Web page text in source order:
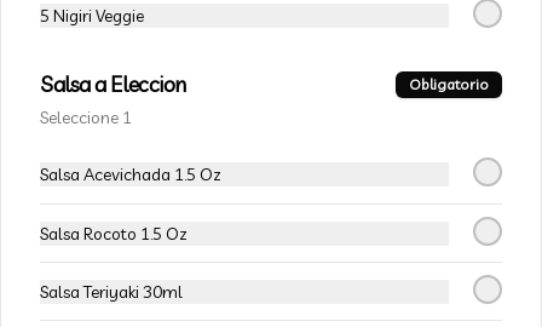
cebollín frito en tempura.
$5.490$6.490
envuelto en queso crema, bañado en
salsa teriyaki, cubierto de mix de papas
5 Nigiri Veggie
Salsa a Eleccion Obligatorio
Seleccione 1
Salsa Acevichada 1.5 Oz
Salsa Rocoto 1.5 Oz
Salsa Teriyaki 30ml